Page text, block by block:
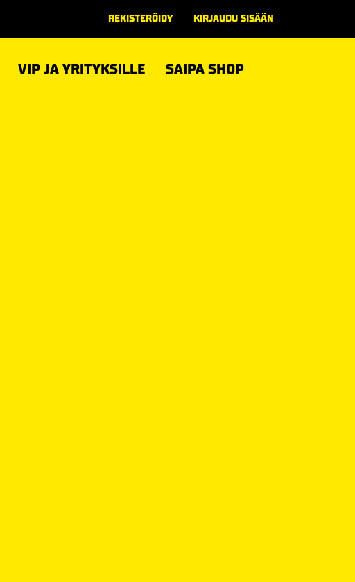
REKISTERÖIDY KIRJAUDU SISÄÄN
VIP JA YRITYKSILLE SAIPA SHOP